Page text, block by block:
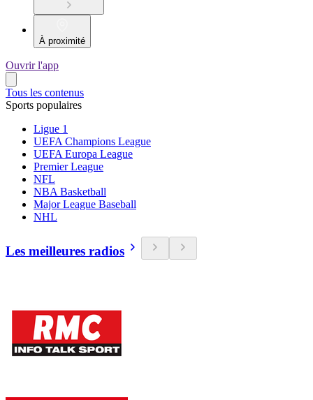
À proximité
Ouvrir l'app
Tous les contenus
Sports populaires
Ligue 1
UEFA Champions League
UEFA Europa League
Premier League
NFL
NBA Basketball
Major League Baseball
NHL
Les meilleures radios